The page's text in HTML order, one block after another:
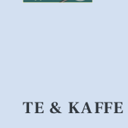
TE &